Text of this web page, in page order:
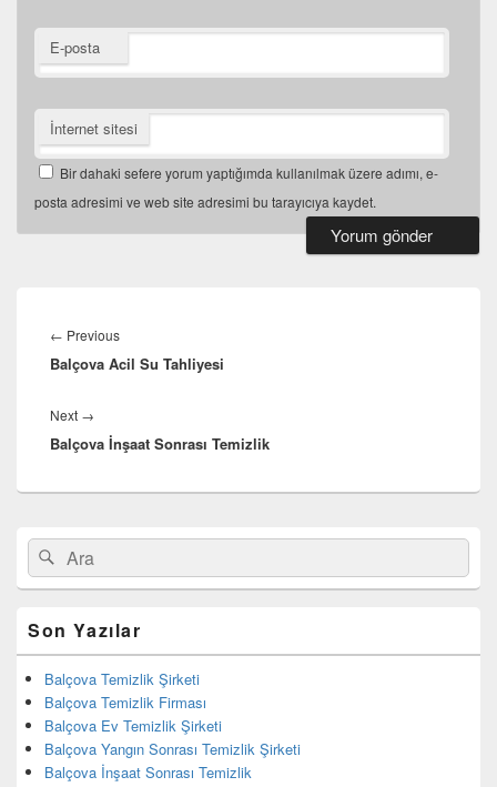
E-posta
İnternet sitesi
Bir dahaki sefere yorum yaptığımda kullanılmak üzere adımı, e-
posta adresimi ve web site adresimi bu tarayıcıya kaydet.
dolaşımı
← Previous
post:
Balçova Acil Su Tahliyesi
Next →
post:
Balçova İnşaat Sonrası Temizlik
Birincil
yan
bar
eklenti
Search
for:
Ara
Son Yazılar
Balçova Temizlik Şirketi
Balçova Temizlik Firması
Balçova Ev Temizlik Şirketi
Balçova Yangın Sonrası Temizlik Şirketi
Balçova İnşaat Sonrası Temizlik